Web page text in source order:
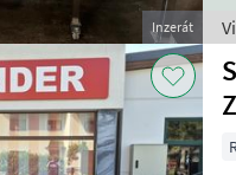
Inzerát